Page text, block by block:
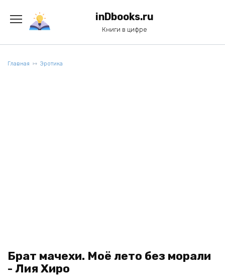
содержанию
inDbooks.ru
Книги в цифре
Главная Эротика
Брат мачехи. Моё лето без морали
- Лия Хиро